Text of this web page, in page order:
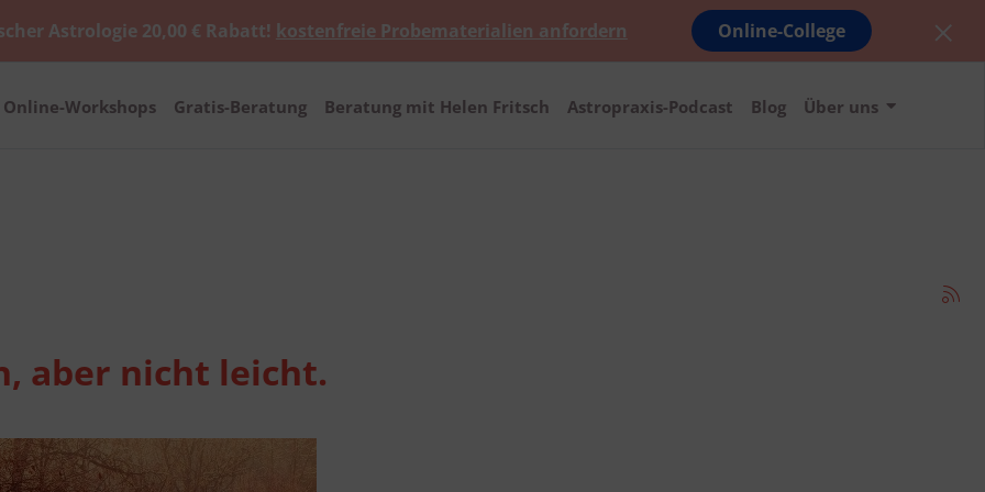
Astrologie 20,00 € Rabatt! kostenfreie Probematerialien anfordern Online-College
Online-Workshops Gratis-Beratung Beratung mit Helen Fritsch Astropraxis-Podcast Blog Über uns
aber nicht leicht.